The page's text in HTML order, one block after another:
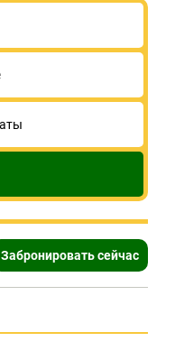
Забронировать сейчас